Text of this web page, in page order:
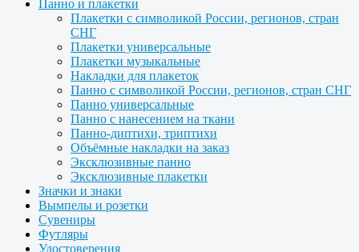
Панно и плакетки
Плакетки с символикой России, регионов, стран
СНГ
Плакетки универсальные
Плакетки музыкальные
Накладки для плакеток
Панно с символикой России, регионов, стран СНГ
Панно универсальные
Панно с нанесением на ткани
Панно-диптихи, триптихи
Объёмные накладки на заказ
Эксклюзивные панно
Эксклюзивные плакетки
Значки и знаки
Вымпелы и розетки
Сувениры
Футляры
Удостоверения